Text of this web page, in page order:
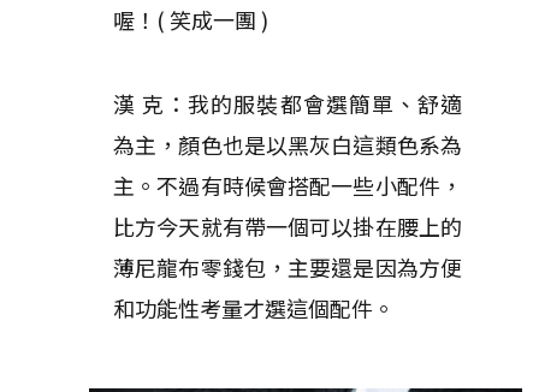
喔！( 笑成一團 )
漢 克：我的服裝都會選簡單、舒適
為主，顏色也是以黑灰白這類色系為
主。不過有時候會搭配一些小配件，
比方今天就有帶一個可以掛在腰上的
薄尼龍布零錢包，主要還是因為方便
和功能性考量才選這個配件。